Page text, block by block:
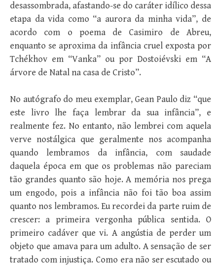
desassombrada, afastando-se do caráter idílico dessa
etapa da vida como “a aurora da minha vida”, de
acordo com o poema de Casimiro de Abreu,
enquanto se aproxima da infância cruel exposta por
Tchékhov em “Vanka” ou por Dostoiévski em “A
árvore de Natal na casa de Cristo”.
No autógrafo do meu exemplar, Gean Paulo diz “que
este livro lhe faça lembrar da sua infância”, e
realmente fez. No entanto, não lembrei com aquela
verve nostálgica que geralmente nos acompanha
quando lembramos da infância, com saudade
daquela época em que os problemas não pareciam
tão grandes quanto são hoje. A memória nos prega
um engodo, pois a infância não foi tão boa assim
quanto nos lembramos. Eu recordei da parte ruim de
crescer: a primeira vergonha pública sentida. O
primeiro cadáver que vi. A angústia de perder um
objeto que amava para um adulto. A sensação de ser
tratado com injustiça. Como era não ser escutado ou